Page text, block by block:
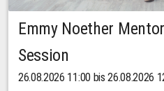
Emmy Noether
Session
26.08.2026 11:00 bis 26.08.2026